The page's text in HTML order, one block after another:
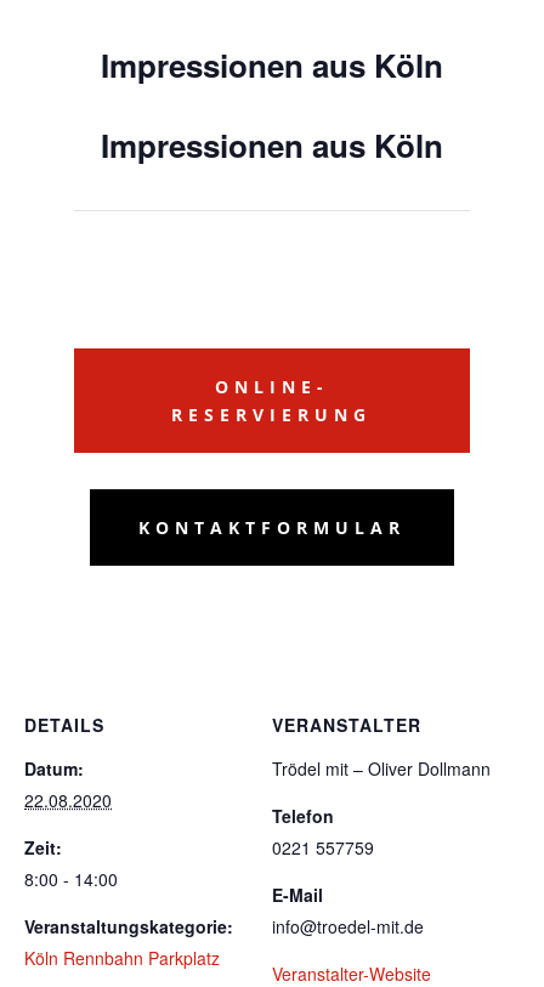
Impressionen aus Köln
Impressionen aus Köln
ONLINE-
RESERVIERUNG
KONTAKTFORMULAR
DETAILS
Datum:
22.08.2020
Zeit:
8:00 - 14:00
Veranstaltungskategorie:
Köln Rennbahn Parkplatz
VERANSTALTER
Trödel mit – Oliver Dollmann
Telefon
0221 557759
E-Mail
info@troedel-mit.de
Veranstalter-Website